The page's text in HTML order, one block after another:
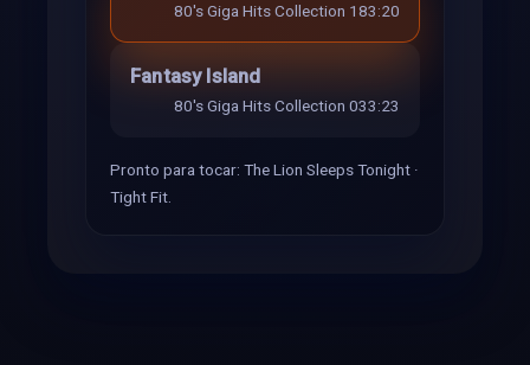
80's Giga Hits Collection 183:20
Fantasy Island
80's Giga Hits Collection 033:23
Pronto para tocar: The Lion Sleeps Tonight ·
Tight Fit.